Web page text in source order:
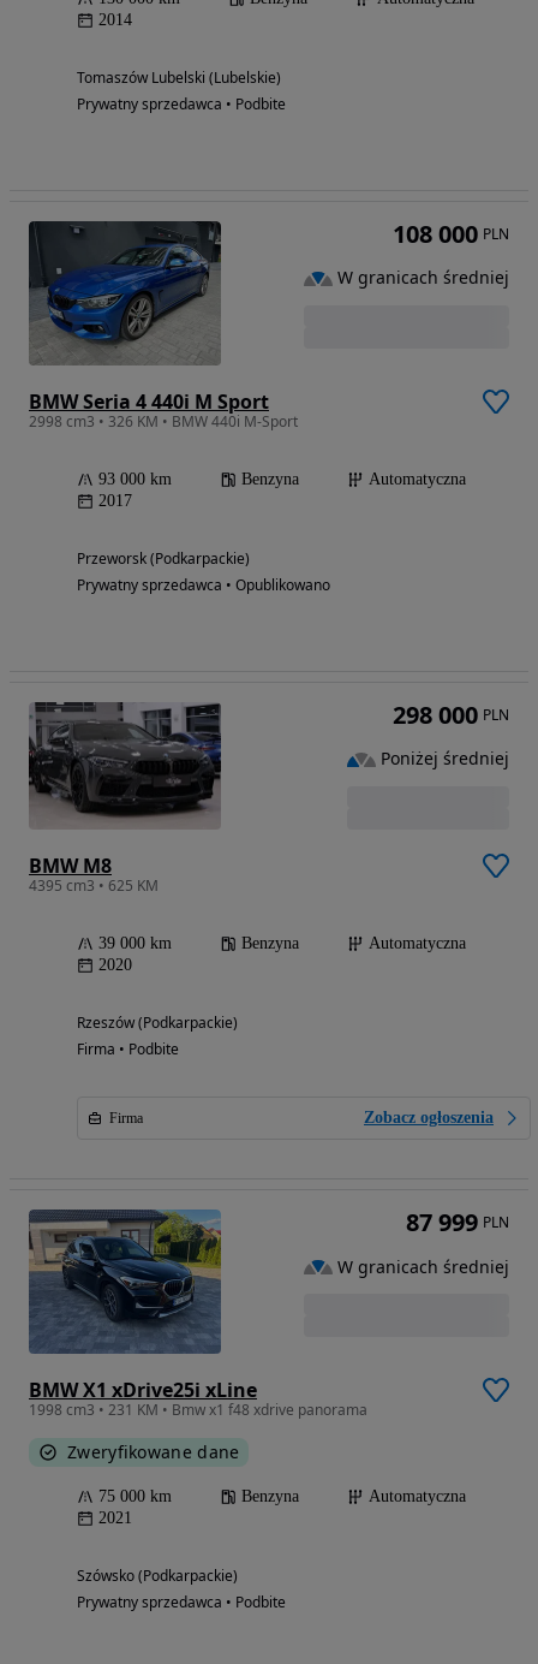
2014
Tomaszów Lubelski (Lubelskie)
Prywatny sprzedawca • Podbite
BMW Seria 4 440i M Sport
2998 cm3 • 326 KM • BMW 440i M-Sport
93 000 km Benzyna
Automatyczna
2017
Przeworsk (Podkarpackie)
Prywatny sprzedawca • Opublikowano
108 000 PLN
W granicach średniej
BMW M8
4395 cm3 • 625 KM
39 000 km Benzyna
Automatyczna
2020
Rzeszów (Podkarpackie)
Firma • Podbite
Firma Zobacz ogłoszenia
298 000 PLN
Poniżej średniej
BMW X1 xDrive25i xLine
1998 cm3 • 231 KM • Bmw x1 f48 xdrive panorama
Zweryfikowane dane
75 000 km Benzyna
Automatyczna
2021
Szówsko (Podkarpackie)
Prywatny sprzedawca • Podbite
87 999 PLN
W granicach średniej